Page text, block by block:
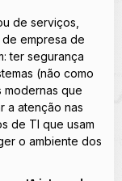
de serviços,
empresa de
ter segurança
(não como
modernas que
a atenção nas
de TI que usam
o ambiente dos